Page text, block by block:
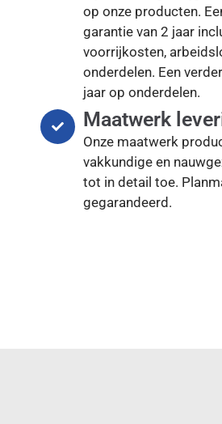
op onze producten.
garantie van 2 jaar
voorrijkosten,
onderdelen. Een
jaar op onderdelen.
Maatwerk
Onze maatwerk
vakkundige en
tot in detail toe.
gegarandeerd.